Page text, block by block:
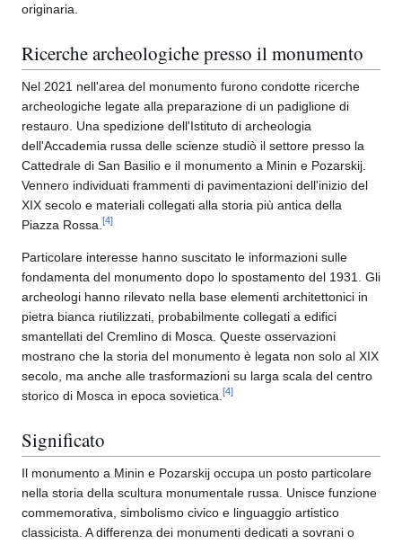
originaria.
Ricerche archeologiche presso il monumento
Nel 2021 nell'area del monumento furono condotte ricerche
archeologiche legate alla preparazione di un padiglione di
restauro. Una spedizione dell'Istituto di archeologia
dell'Accademia russa delle scienze studiò il settore presso la
Cattedrale di San Basilio e il monumento a Minin e Pozarskij.
Vennero individuati frammenti di pavimentazioni dell'inizio del
XIX secolo e materiali collegati alla storia più antica della
Piazza Rossa. [4]
Particolare interesse hanno suscitato le informazioni sulle
fondamenta del monumento dopo lo spostamento del 1931. Gli
archeologi hanno rilevato nella base elementi architettonici in
pietra bianca riutilizzati, probabilmente collegati a edifici
smantellati del Cremlino di Mosca. Queste osservazioni
mostrano che la storia del monumento è legata non solo al XIX
secolo, ma anche alle trasformazioni su larga scala del centro
storico di Mosca in epoca sovietica. [4]
Significato
Il monumento a Minin e Pozarskij occupa un posto particolare
nella storia della scultura monumentale russa. Unisce funzione
commemorativa, simbolismo civico e linguaggio artistico
classicista. A differenza dei monumenti dedicati a sovrani o